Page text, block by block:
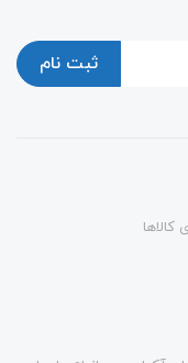
ثبت نام